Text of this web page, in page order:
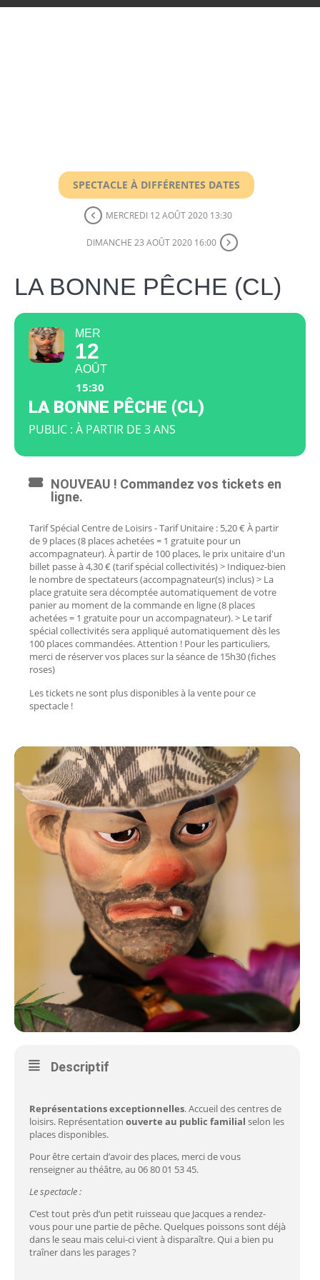
SPECTACLE À DIFFÉRENTES DATES
MERCREDI 12 AOÛT 2020 13:30
DIMANCHE 23 AOÛT 2020 16:00
LA BONNE PÊCHE (CL)
MER
12
AOÛT
15:30
LA BONNE PÊCHE (CL)
PUBLIC : À PARTIR DE 3 ANS
NOUVEAU ! Commandez vos tickets en
ligne.
Tarif Spécial Centre de Loisirs - Tarif Unitaire : 5,20 € À partir
de 9 places (8 places achetées = 1 gratuite pour un
accompagnateur). À partir de 100 places, le prix unitaire d'un
billet passe à 4,30 € (tarif spécial collectivités) > Indiquez-bien
le nombre de spectateurs (accompagnateur(s) inclus) > La
place gratuite sera décomptée automatiquement de votre
panier au moment de la commande en ligne (8 places
achetées = 1 gratuite pour un accompagnateur). > Le tarif
spécial collectivités sera appliqué automatiquement dès les
100 places commandées. Attention ! Pour les particuliers,
merci de réserver vos places sur la séance de 15h30 (fiches
roses)
Les tickets ne sont plus disponibles à la vente pour ce
spectacle !
Descriptif
Représentations exceptionnelles. Accueil des centres de
loisirs. Représentation ouverte au public familial selon les
places disponibles.
Pour être certain d’avoir des places, merci de vous
renseigner au théâtre, au 06 80 01 53 45.
Le spectacle :
C’est tout près d’un petit ruisseau que Jacques a rendez-
vous pour une partie de pêche. Quelques poissons sont déjà
dans le seau mais celui-ci vient à disparaître. Qui a bien pu
traîner dans les parages ?